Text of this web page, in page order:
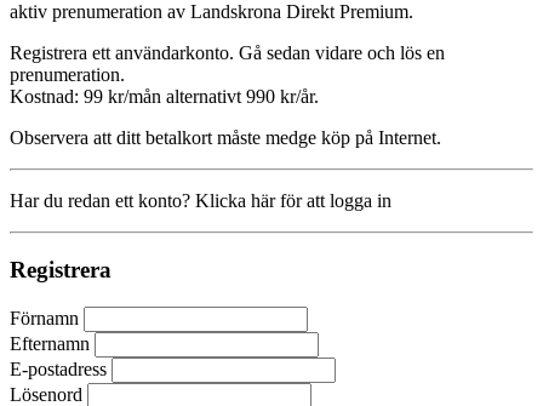
aktiv prenumeration av Landskrona Direkt Premium.
Registrera ett användarkonto. Gå sedan vidare och lös en
prenumeration.
Kostnad: 99 kr/mån alternativt 990 kr/år.
Observera att ditt betalkort måste medge köp på Internet.
Har du redan ett konto? Klicka här för att logga in
Registrera
Förnamn
Efternamn
E-postadress
Lösenord